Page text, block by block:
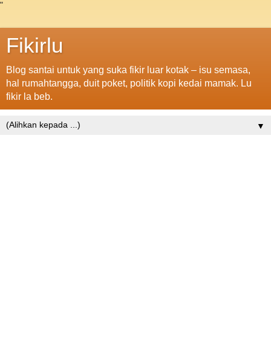
"
Fikirlu
Blog santai untuk yang suka fikir luar kotak – isu semasa,
hal rumahtangga, duit poket, politik kopi kedai mamak. Lu
fikir la beb.
▼